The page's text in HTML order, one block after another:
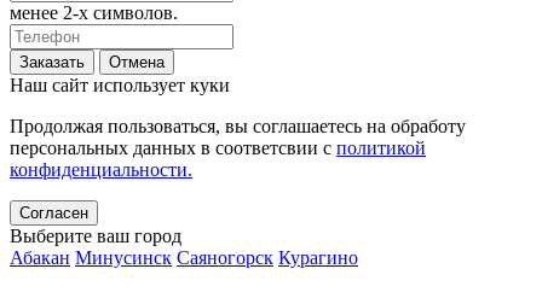
менее 2-х символов.
Заказать Отмена
Наш сайт использует куки
Продолжая пользоваться, вы соглашаетесь на обработу
персональных данных в соответсвии с политикой
конфиденциальности.
Согласен
Выберите ваш город
Абакан Минусинск Саяногорск Курагино